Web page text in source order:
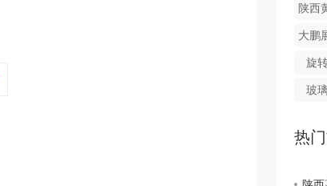
旋
玻
热